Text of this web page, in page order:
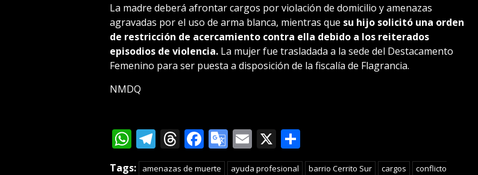
La madre deberá afrontar cargos por violación de domicilio y amenazas
agravadas por el uso de arma blanca, mientras que su hijo solicitó una orden
de restricción de acercamiento contra ella debido a los reiterados
episodios de violencia.La mujer fue trasladada a la sede del Destacamento
Femenino para ser puesta a disposición de la fiscalía de Flagrancia.
NMDQ
WhatsApp
Telegram
Threads
Facebook
Google
Translate
Email
X Compartir
Tags: amenazas de muerte ayuda profesional barrio Cerrito Sur cargos
conflicto